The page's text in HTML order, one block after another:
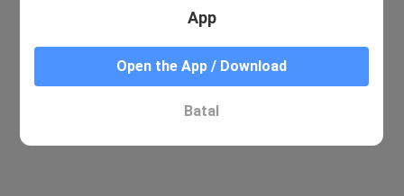
App
Open the App / Download
Batal